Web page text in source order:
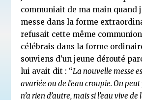
communiait de ma main quand
messe dans la forme
refusait cette même
célébrais dans la forme
souviens d’un jeune dérouté
lui avait dit : “La nouvelle messe
avariée ou de l’eau croupie. On peut
n’a rien d’autre, mais si l’eau vive